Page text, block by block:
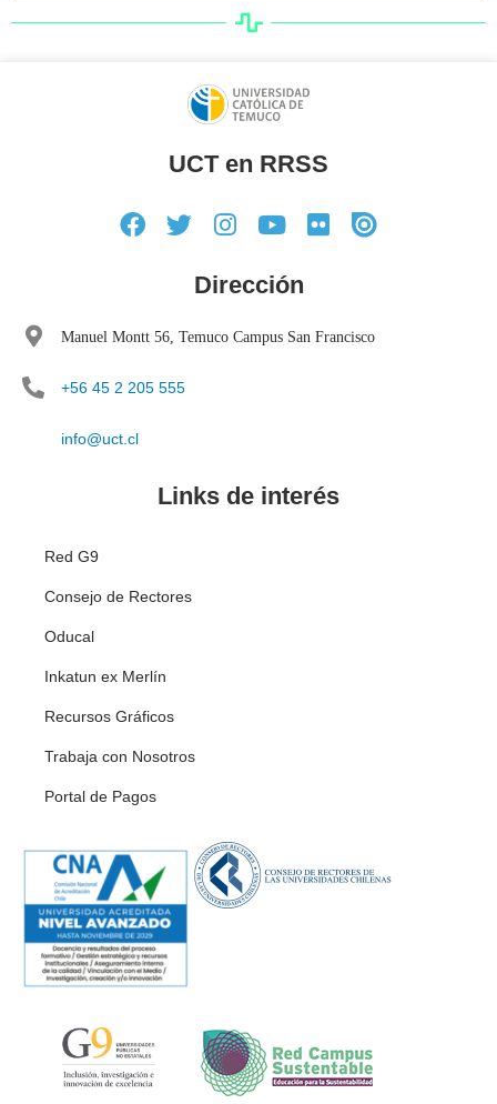
UCT en RRSS
Dirección
Manuel Montt 56, Temuco Campus San Francisco
+56 45 2 205 555
info@uct.cl
Links de interés
Red G9
Consejo de Rectores
Oducal
Inkatun ex Merlín
Recursos Gráficos
Trabaja con Nosotros
Portal de Pagos